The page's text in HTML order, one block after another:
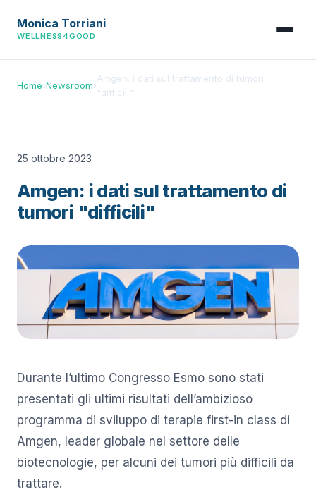
Monica Torriani
WELLNESS4GOOD
Home›Newsroom›
Amgen: i dati sul trattamento di tumori
"difficili"
25 ottobre 2023
Amgen: i dati sul trattamento di
tumori "difficili"
Durante l’ultimo Congresso Esmo sono stati
presentati gli ultimi risultati dell’ambizioso
programma di sviluppo di terapie first-in class di
Amgen, leader globale nel settore delle
biotecnologie, per alcuni dei tumori più difficili da
trattare.